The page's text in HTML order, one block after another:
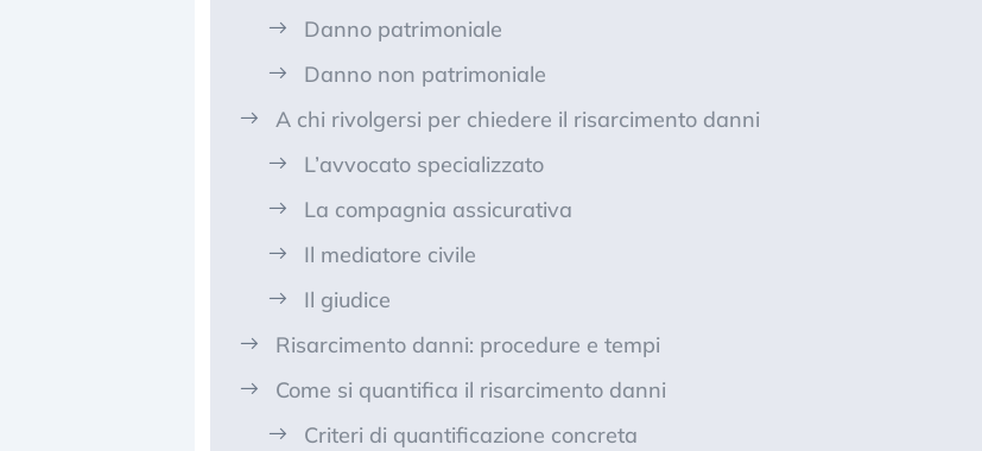
Danno patrimoniale
Danno non patrimoniale
A chi rivolgersi per chiedere il risarcimento danni
L’avvocato specializzato
La compagnia assicurativa
Il mediatore civile
Il giudice
Risarcimento danni: procedure e tempi
Come si quantifica il risarcimento danni
Criteri di quantificazione concreta